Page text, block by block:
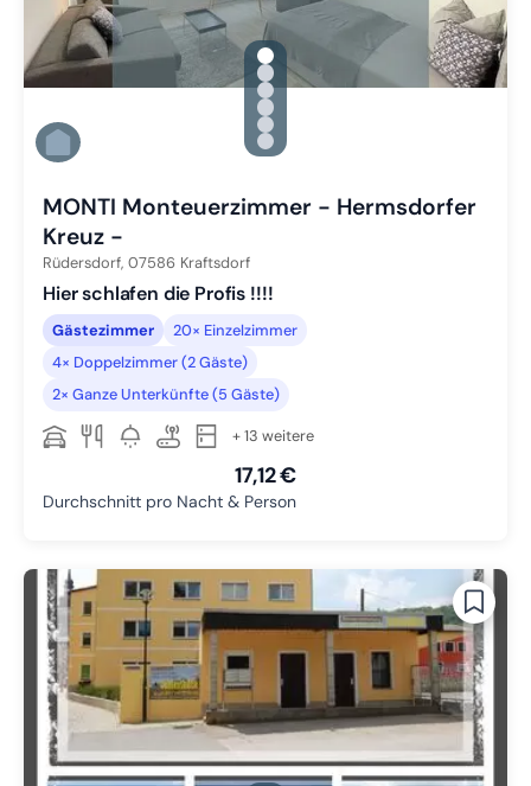
gallery.slide_selector
Zu Slide 1 wechseln
Zu Slide 2 wechseln
Zu Slide 3 wechseln
Zu Slide 4 wechseln
Zu Slide 5 wechseln
Zu Slide 6 wechseln
MONTI Monteuerzimmer - Hermsdorfer
Kreuz -
Rüdersdorf, 07586 Kraftsdorf
Hier schlafen die Profis !!!!
Gästezimmer
20× Einzelzimmer
4× Doppelzimmer (2 Gäste)
2× Ganze Unterkünfte (5 Gäste)
+ 13 weitere
17,12 €
Durchschnitt pro Nacht & Person